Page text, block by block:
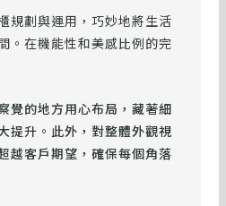
規劃與運用，巧妙地將生活
。在機能性和美感比例的完
覺的地方用心布局，藏著細
提升。此外，對整體外觀視
越客戶期望，確保每個角落